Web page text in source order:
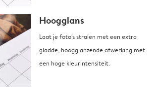
Hoogglans
Laat je foto's stralen met een extra
gladde, hoogglanzende afwerking met
een hoge kleurintensiteit.